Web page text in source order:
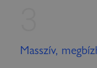
Masszív,